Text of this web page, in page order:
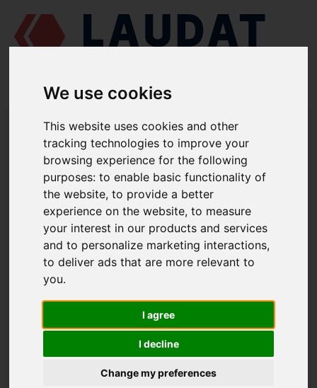
We use cookies
This website uses cookies and other
tracking technologies to improve your
browsing experience for the following
purposes:to enable basic functionality of
the website,to provide a better
experience on the website,to measure
your interest in our products and services
and to personalize marketing interactions,
to deliver ads that are more relevant to
you.
I agree
I decline
Change my preferences
LAUDAT SUPPLY/ СУДНОВІ ДВИГУНИ SKL NVD 48 A2U
ВПУСКНИЙ КЛАПАН 832-11020
LAUDAT SUPPLY
NVD 48 A2U
ГРУПА: ВУЗОЛ КРИШКИ ЦИЛІНДРА
ВПУСКНИЙ КЛАПАН
НОМЕР ЗАПЧАСТИНИ: 832-11020
АЛЬТЕРНАТИВНІ НОМЕРИ ЗАПЧАСТИНИ:
83211020